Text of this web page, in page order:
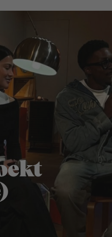
lid van ons Vacature Via